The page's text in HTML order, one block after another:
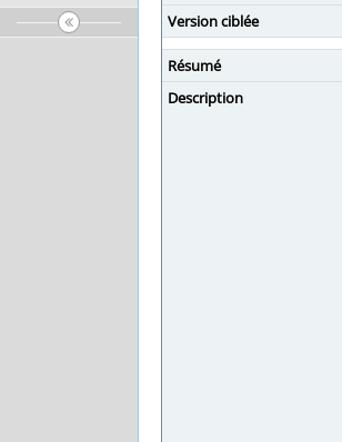
Version ciblée
Résumé
Description